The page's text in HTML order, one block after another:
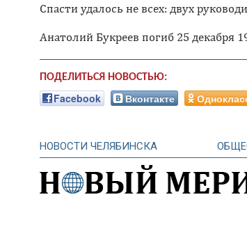
Спасти удалось не всех: двух
Анатолий Букреев погиб 25 декабря
ПОДЕЛИТЬСЯ НОВОСТЬЮ:
Facebook Вконтакте
НОВОСТИ ЧЕЛЯБИНСКА